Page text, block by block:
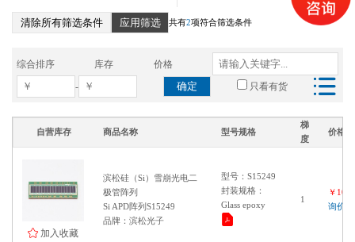
清除所有筛选条件 应用筛选 共有2项符合筛选条件
综合排序 库存 价格
- 确定 只看有货
自营库存 商品名称 型号规格
梯
度
价格
加入收藏
滨松硅（Si）雪崩光电二
极管阵列
Si APD阵列S15249
品牌：滨松光子
型号：S15249
封装规格：
Glass epoxy
1
￥
询价